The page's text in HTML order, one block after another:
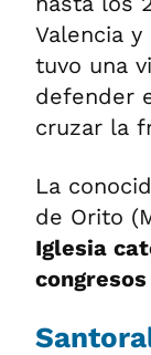
Valencia
tuvo una
defender
cruzar la
La
de Orito
Iglesia